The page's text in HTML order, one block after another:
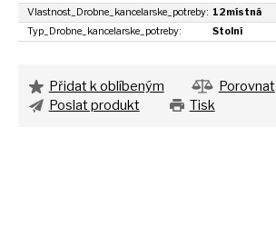
Vlastnost_Drobne_kancelarske_potreby: 12místná
Typ_Drobne_kancelarske_potreby:
Stolní
Přidat k oblíbeným
Porovnat
Poslat produkt
Tisk